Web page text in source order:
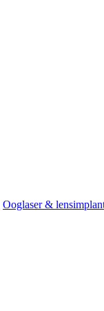
Ooglaser &